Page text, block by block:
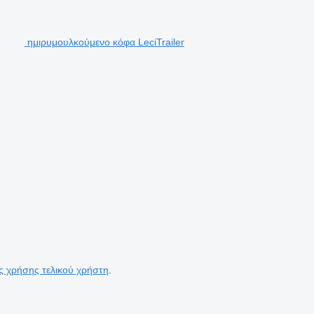
ημιρυμουλκούμενο κόφα LeciTrailer
χρήσης τελικού χρήστη